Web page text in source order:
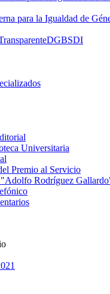
para la Igualdad de
DGBSDI
Universitaria
Premio al Servicio
Rodríguez